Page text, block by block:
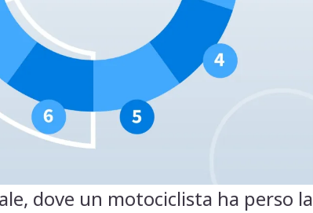
dove un motociclista ha perso la